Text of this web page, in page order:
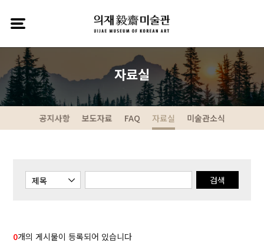
자료실
공지사항 보도자료 FAQ 자료실 미술관소식
검색
0개의 게시물이 등록되어 있습니다